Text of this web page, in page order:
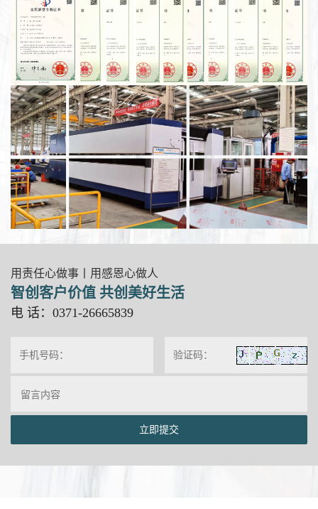
用责任心做事丨用感恩心做人
智创客户价值 共创美好生活
电 话：0371-26665839